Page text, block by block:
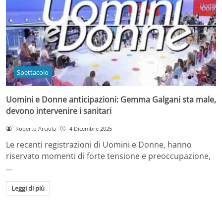
Spettacolo
Uomini e Donne anticipazioni: Gemma Galgani sta male,
devono intervenire i sanitari
Roberto Arciola 4 Dicembre 2025
Le recenti registrazioni di Uomini e Donne, hanno
riservato momenti di forte tensione e preoccupazione,
…
Leggi di più